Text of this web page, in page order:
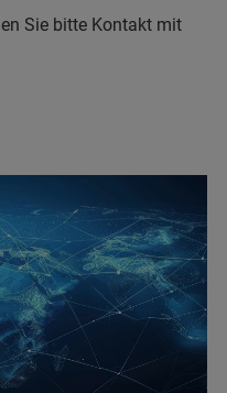
Sie bitte Kontakt mit